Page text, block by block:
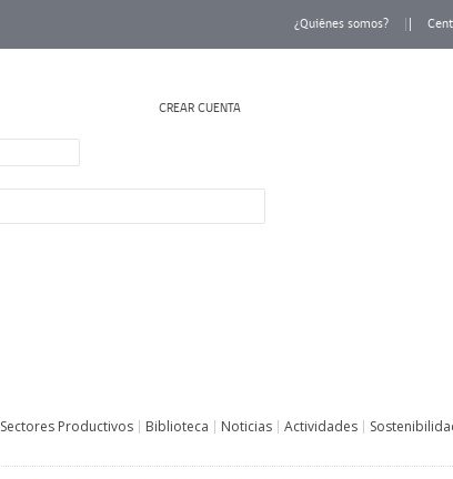
¿Quiénes somos?
CREAR CUENTA
Sectores Productivos Biblioteca Noticias Actividades